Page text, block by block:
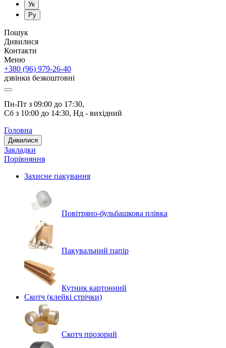
Ук
Ру
Пошук
Дивилися
Контакти
Меню
+380 (96) 979-26-40
дзвінки безкоштовні
Пн-Пт з 09:00 до 17:30,
Сб з 10:00 до 14:30, Нд - вихідний
Головна
Дивилися
Закладки
Порівняння
Захисне пакування
Повітряно-бульбашкова плівка
Пакувальний папір
Кутник картонний
Скотч (клейкі стрічки)
Скотч прозорий